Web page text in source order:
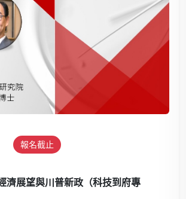
報名截止
濟展望與川普新政（科技到府專